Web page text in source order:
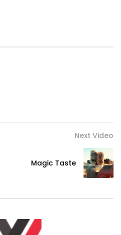
Next Video
Magic Taste